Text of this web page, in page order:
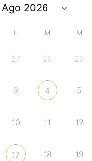
L M M
27 28 29
3 4 5
10 11 12
17 18 19